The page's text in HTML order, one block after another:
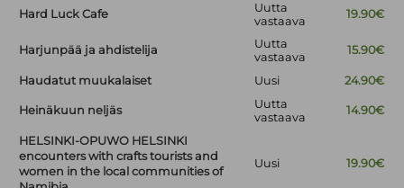
Hard Luck Cafe
Uutta
vastaava
19.90€
Harjunpää ja ahdistelija
Uutta
vastaava
15.90€
Haudatut muukalaiset Uusi 24.90€
Heinäkuun neljäs
Uutta
vastaava
14.90€
HELSINKI-OPUWO HELSINKI
encounters with crafts tourists and
women in the local communities of
Uusi 19.90€